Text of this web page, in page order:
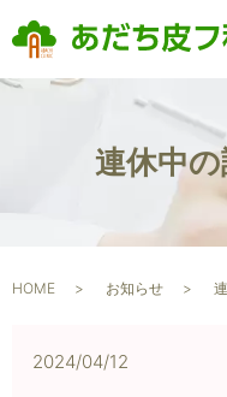
連休中
HOME お知らせ
2024/04/12